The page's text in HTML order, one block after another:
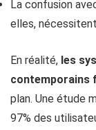
La confusion
elles,
En réalité, les
contemporains
plan. Une étude
97% des